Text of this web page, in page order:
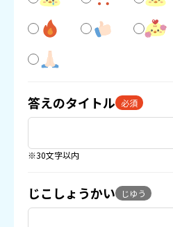
答えのタイトル 必須
※30文字以内
じこしょうかい じゆう